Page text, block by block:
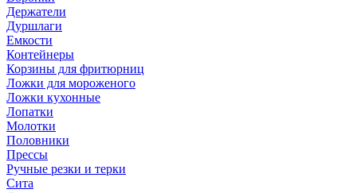
Держатели
Дуршлаги
Емкости
Контейнеры
Корзины для фритюрниц
Ложки для мороженого
Ложки кухонные
Лопатки
Молотки
Половники
Прессы
Ручные резки и терки
Сита